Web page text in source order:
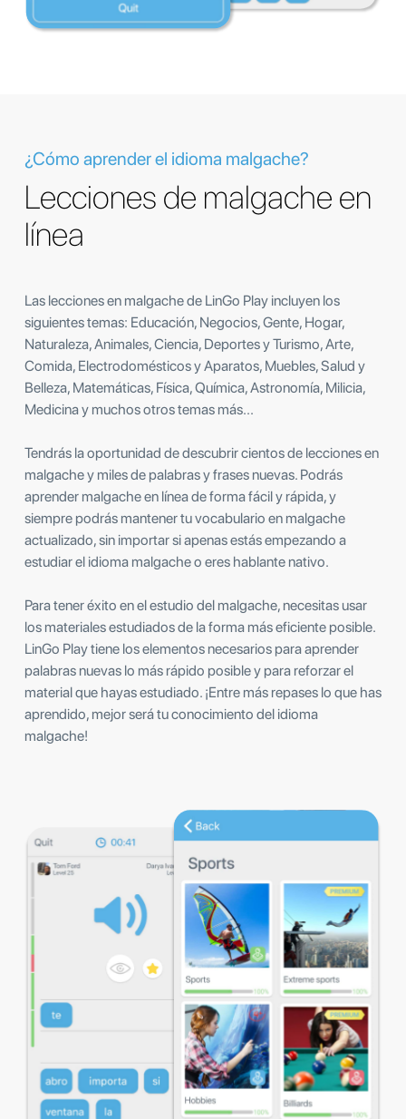
¿Cómo aprender el idioma malgache?
Lecciones de malgache en
línea
Las lecciones en malgache de LinGo Play incluyen los
siguientes temas: Educación, Negocios, Gente, Hogar,
Naturaleza, Animales, Ciencia, Deportes y Turismo, Arte,
Comida, Electrodomésticos y Aparatos, Muebles, Salud y
Belleza, Matemáticas, Física, Química, Astronomía, Milicia,
Medicina y muchos otros temas más...
Tendrás la oportunidad de descubrir cientos de lecciones en
malgache y miles de palabras y frases nuevas. Podrás
aprender malgache en línea de forma fácil y rápida, y
siempre podrás mantener tu vocabulario en malgache
actualizado, sin importar si apenas estás empezando a
estudiar el idioma malgache o eres hablante nativo.
Para tener éxito en el estudio del malgache, necesitas usar
los materiales estudiados de la forma más eficiente posible.
LinGo Play tiene los elementos necesarios para aprender
palabras nuevas lo más rápido posible y para reforzar el
material que hayas estudiado. ¡Entre más repases lo que has
aprendido, mejor será tu conocimiento del idioma
malgache!